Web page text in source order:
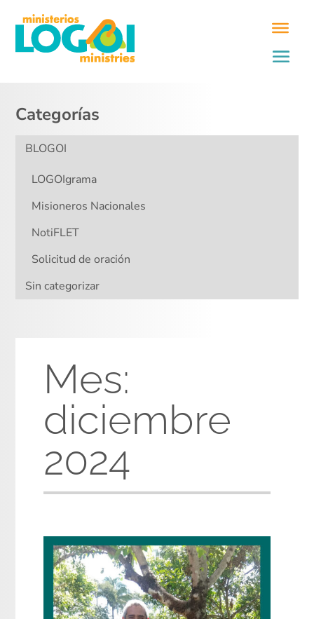
Categorías
BLOGOI
LOGOIgrama
Misioneros Nacionales
NotiFLET
Solicitud de oración
Sin categorizar
Mes:
diciembre
2024